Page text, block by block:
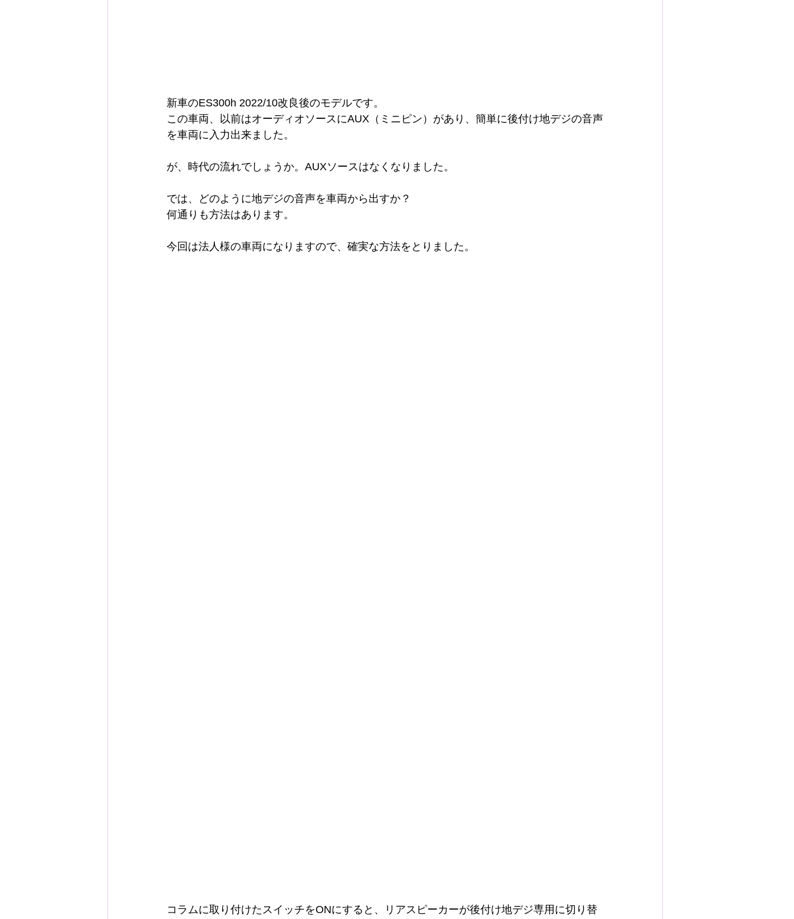
新車のES300h 2022/10改良後のモデルです。
この車両、以前はオーディオソースにAUX（ミニピン）があり、簡単に後付け地デジの音声
を車両に入力出来ました。
が、時代の流れでしょうか。AUXソースはなくなりました。
では、どのように地デジの音声を車両から出すか？
何通りも方法はあります。
今回は法人様の車両になりますので、確実な方法をとりました。
コラムに取り付けたスイッチをONにすると、リアスピーカーが後付け地デジ専用に切り替